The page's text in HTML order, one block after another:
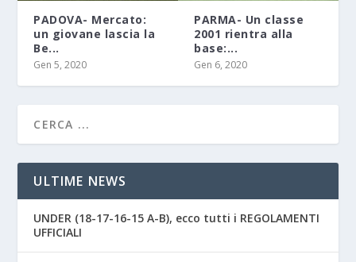
PADOVA- Mercato:
un giovane lascia la
Be...
Gen 5, 2020
PARMA- Un classe
2001 rientra alla
base:...
Gen 6, 2020
ULTIME NEWS
UNDER (18-17-16-15 A-B), ecco tutti i REGOLAMENTI
UFFICIALI